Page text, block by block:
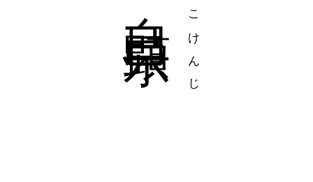
四字熟語
一覧表示 じこけんじ
四字熟語
一覧表示